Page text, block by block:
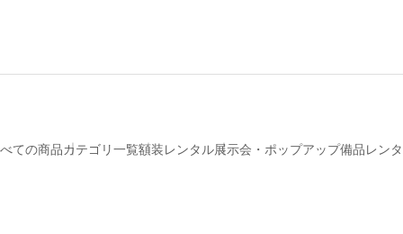
ての商品カテゴリ一覧額装レンタル展示会・ポップアップ備品レン